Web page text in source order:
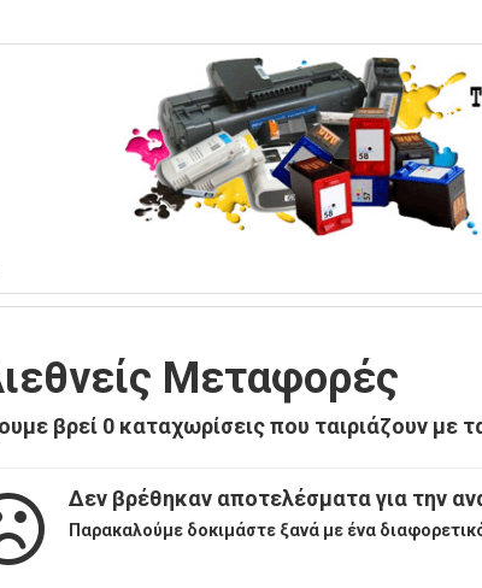
Μεταφορές
βρεί 0 καταχωρίσεις που ταιριάζουν με
Δεν βρέθηκαν αποτελέσματα για την
Παρακαλούμε δοκιμάστε ξανά με ένα